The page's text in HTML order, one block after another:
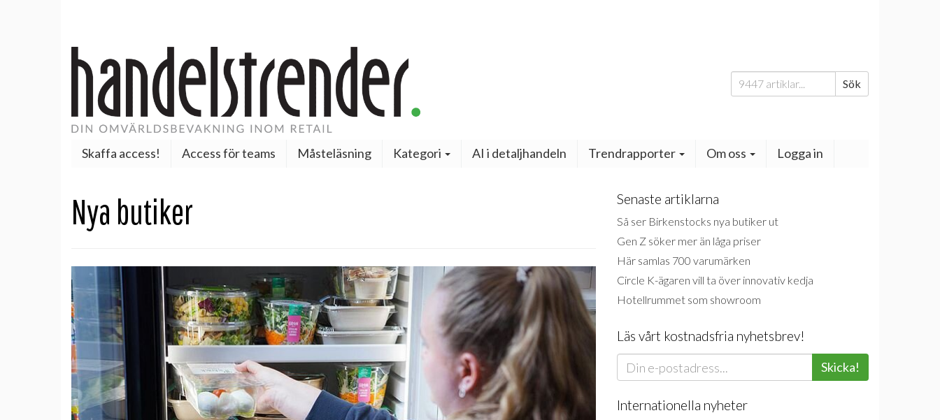
Sök
efter:
Sök
Skaffa access! Access för teams Måsteläsning Kategori AI i detaljhandeln Trendrapporter Om oss Logga in
Nya butiker Senaste artiklarna
Så ser Birkenstocks nya butiker ut
Gen Z söker mer än låga priser
Här samlas 700 varumärken
Circle K-ägaren vill ta över innovativ kedja
Hotellrummet som showroom
Läs vårt kostnadsfria nyhetsbrev!
Skicka!
Internationella nyheter